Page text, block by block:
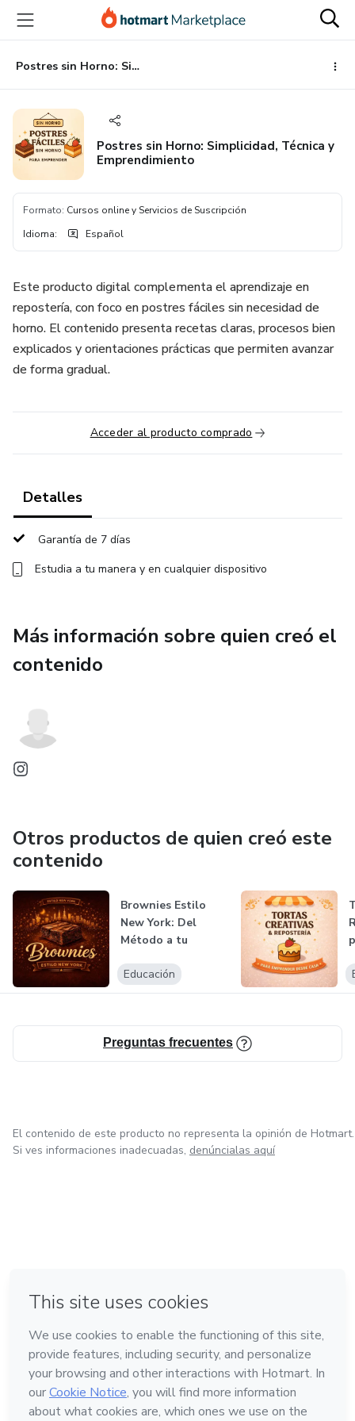
principal
página
de
página
Postres sin Horno: Simplicidad, Técnica y Emprendimiento
Postres sin Horno: Simplicidad, Técnica y
Emprendimiento
Formato: Cursos online y Servicios de Suscripción
Idioma: Español
Este producto digital complementa el aprendizaje en
repostería, con foco en postres fáciles sin necesidad de
horno. El contenido presenta recetas claras, procesos bien
explicados y orientaciones prácticas que permiten avanzar
de forma gradual.
Acceder al producto comprado
Detalles
Garantía de 7 días
Estudia a tu manera y en cualquier dispositivo
Más información sobre quien creó el
contenido
Otros productos de quien creó este
contenido
Brownies Estilo
New York: Del
Método a tu
Educación
Preguntas frecuentes
El contenido de este producto no representa la opinión de Hotmart.
Si ves informaciones inadecuadas, denúncialas aquí
Hecho con❤ en Ciudad de México
Conoce Hotmart